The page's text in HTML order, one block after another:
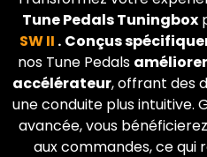
Tune Pedals Tuningbox
SW II . Conçus
nos Tune Pedals
accélérateur, offrant des
une conduite plus intuitive.
avancée, vous
aux commandes, ce qui